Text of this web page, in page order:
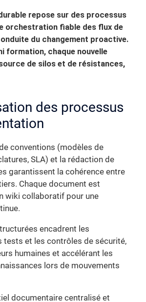
repose sur des processus
orchestration fiable des flux de
du changement proactive.
formation, chaque nouvelle
de silos et de résistances,
des processus
conventions (modèles de
SLA) et la rédaction de
garantissent la cohérence entre
Chaque document est
wiki collaboratif pour une
encadrent les
tests et les contrôles de sécurité,
humaines et accélérant les
lors de mouvements
documentaire centralisé et